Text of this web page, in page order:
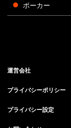
ポーカー
運営会社
プライバシーポリシー
プライバシー設定